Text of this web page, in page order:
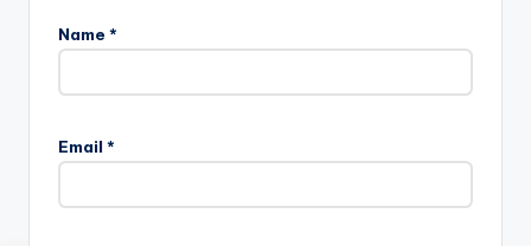
Name *
Email *